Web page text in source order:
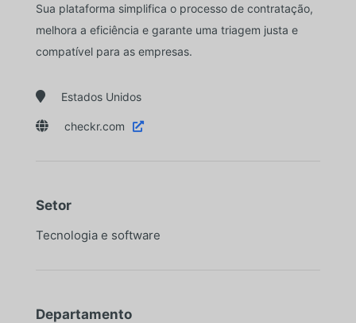
Sua plataforma simplifica o processo de contratação,
melhora a eficiência e garante uma triagem justa e
compatível para as empresas.
 Estados Unidos
 checkr.com 
Setor
Tecnologia e software
Departamento